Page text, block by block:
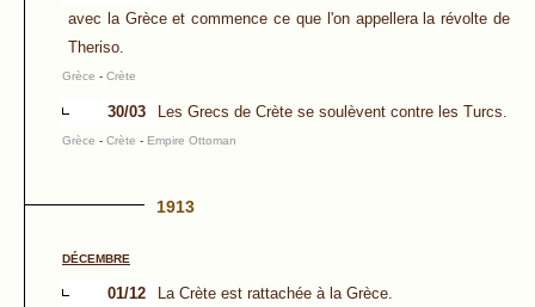
avec la Grèce et commence ce que l'on appellera la révolte de
Theriso.
Grèce - Crète
30/03 Les Grecs de Crète se soulèvent contre les Turcs.
Grèce - Crète - Empire Ottoman
1913
DÉCEMBRE
01/12 La Crète est rattachée à la Grèce.